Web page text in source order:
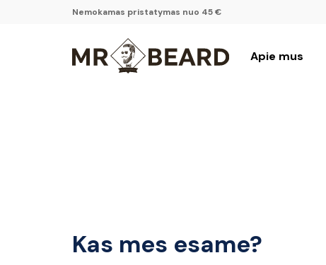
Nemokamas pristatymas nuo 45 €
Apie mus
Kas mes esame?